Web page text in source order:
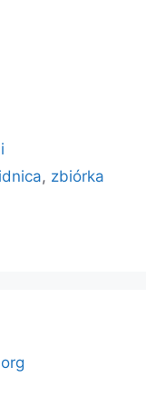
, zbiórka